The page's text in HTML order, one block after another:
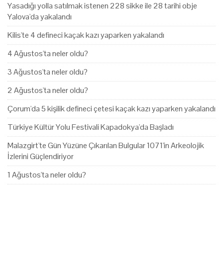
Yasadığı yolla satılmak istenen 228 sikke ile 28 tarihi obje
Yalova'da yakalandı
Kilis'te 4 defineci kaçak kazı yaparken yakalandı
4 Ağustos'ta neler oldu?
3 Ağustos'ta neler oldu?
2 Ağustos'ta neler oldu?
Çorum'da 5 kişilik defineci çetesi kaçak kazı yaparken yakalandı
Türkiye Kültür Yolu Festivali Kapadokya'da Başladı
Malazgirt'te Gün Yüzüne Çıkarılan Bulgular 1071'in Arkeolojik
İzlerini Güçlendiriyor
1 Ağustos'ta neler oldu?